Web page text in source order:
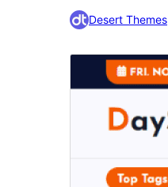
Desert Themes